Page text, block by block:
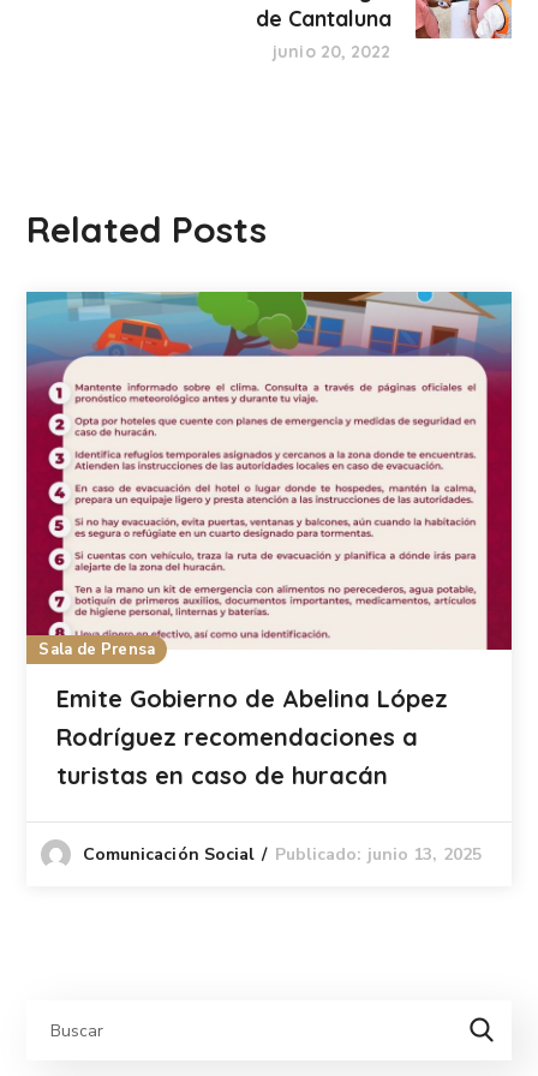
de Cantaluna
junio 20, 2022
Related Posts
Sala de Prensa
Emite Gobierno de Abelina López
Rodríguez recomendaciones a
turistas en caso de huracán
Comunicación Social Publicado: junio 13, 2025